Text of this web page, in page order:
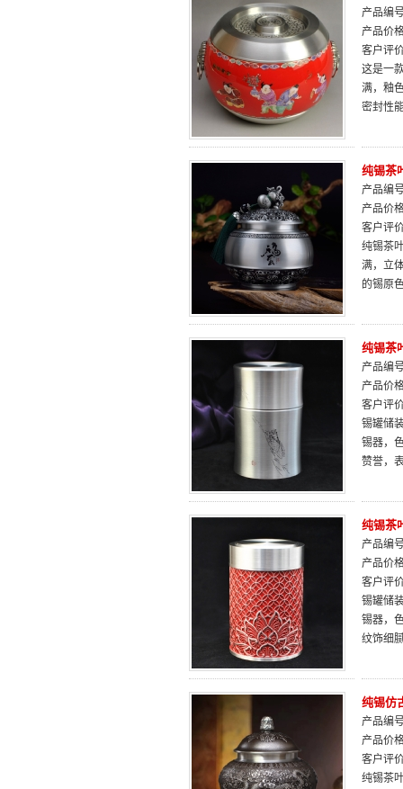
产品编
产品价
客户评
这是一
满，釉
密封性
纯锡茶
产品编
产品价
客户评
纯锡茶
满，立
的锡原
纯锡茶
产品编
产品价
客户评
锡罐储
锡器，
赞誉，
纯锡茶
产品编
产品价
客户评
锡罐储
锡器，
纹饰细
纯锡仿
产品编
产品价
客户评
纯锡茶